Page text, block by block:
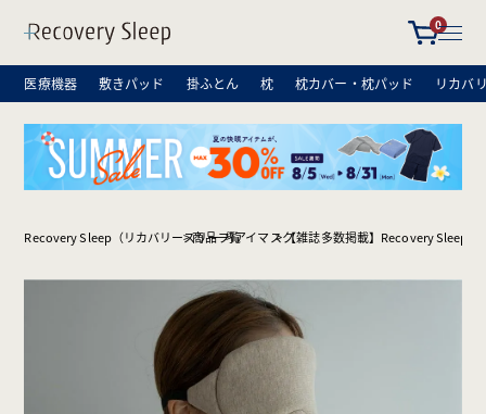
0
医療機器 敷きパッド 掛ふとん 枕 枕カバー・枕パッド リカバ
Recovery Sleep（リカバリースリープ）
商品一覧アイマスク【雑誌多数掲載】Recovery Sleep ア